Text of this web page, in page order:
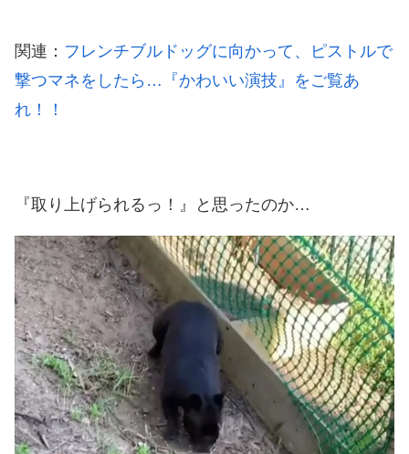
関連： フレンチブルドッグに向かって、ピストルで
撃つマネをしたら…『かわいい演技』をご覧あ
れ！！
『取り上げられるっ！』と思ったのか…